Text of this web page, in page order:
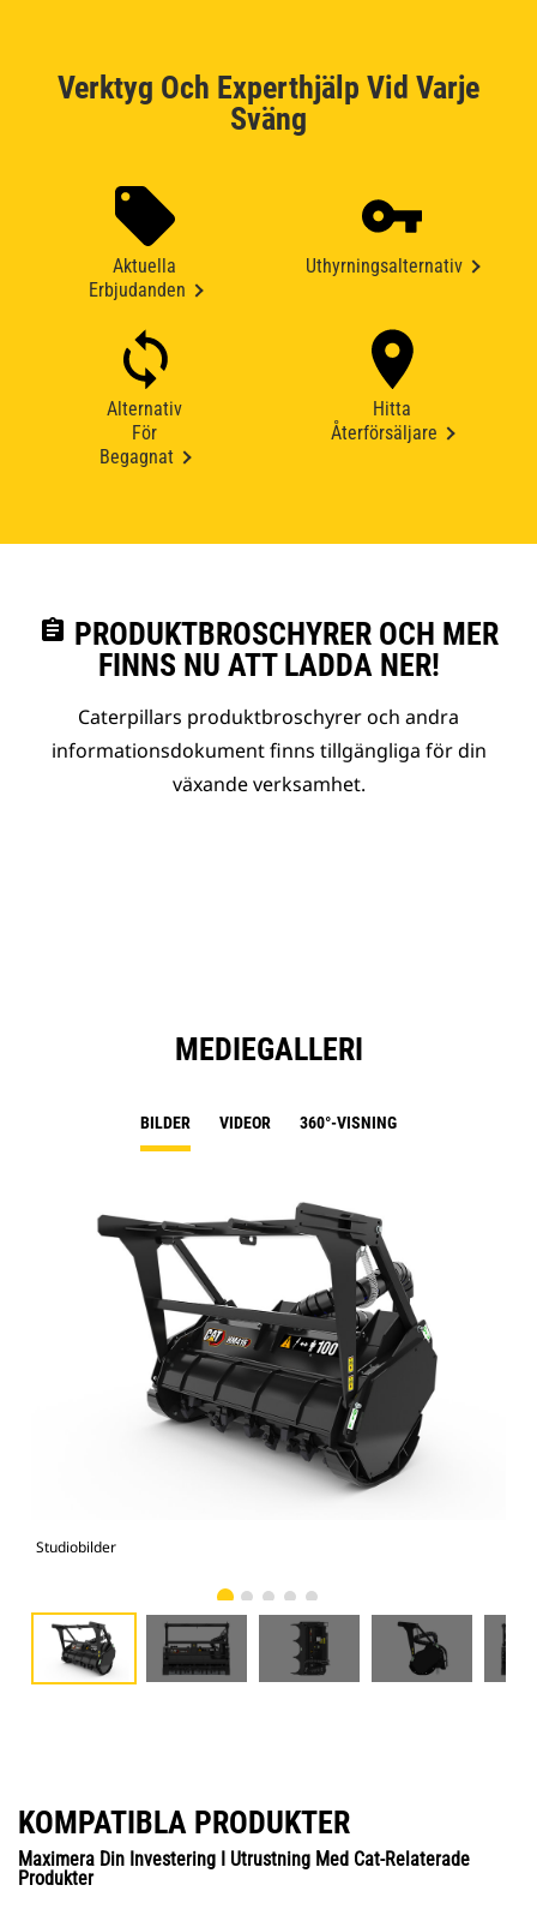
Verktyg Och Experthjälp Vid Varje
Sväng
Aktuella
Erbjudanden
Uthyrningsalternativ
Alternativ
För
Begagnat
Hitta
Återförsäljare
assignment PRODUKTBROSCHYRER OCH MER
FINNS NU ATT LADDA NER!
Caterpillars produktbroschyrer och andra
informationsdokument finns tillgängliga för din
växande verksamhet.
MEDIEGALLERI
BILDER VIDEOR 360°-VISNING
Studiobilder
KOMPATIBLA PRODUKTER
Maximera Din Investering I Utrustning Med Cat-Relaterade
Produkter